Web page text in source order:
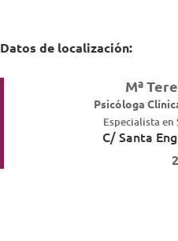
Datos de localización:
Mª
Psicóloga
Especialista en
C/ Santa